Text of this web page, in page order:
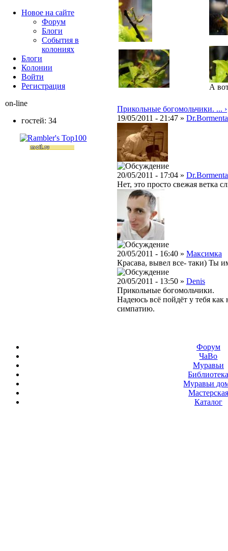
А
Прикольные богомольчики. ... ›
19/05/2011 - 21:47 »
20/05/2011 - 17:04 »
Нет, это просто свежая ветка
20/05/2011 - 16:40 » Максимка
Красава, вывел все- таки) Ты
20/05/2011 - 13:50 » Denis
Прикольные богомольчики.
Надеюсь всё пойдёт у тебя
симпатию.
Новое на сайте
Форум
Блоги
События в
колониях
Блоги
Колонии
Войти
Peгиcтpaция
on-line
гостей: 34
Форум
ЧаВо
Муравьи
Муравьи
Мастерская
Каталог